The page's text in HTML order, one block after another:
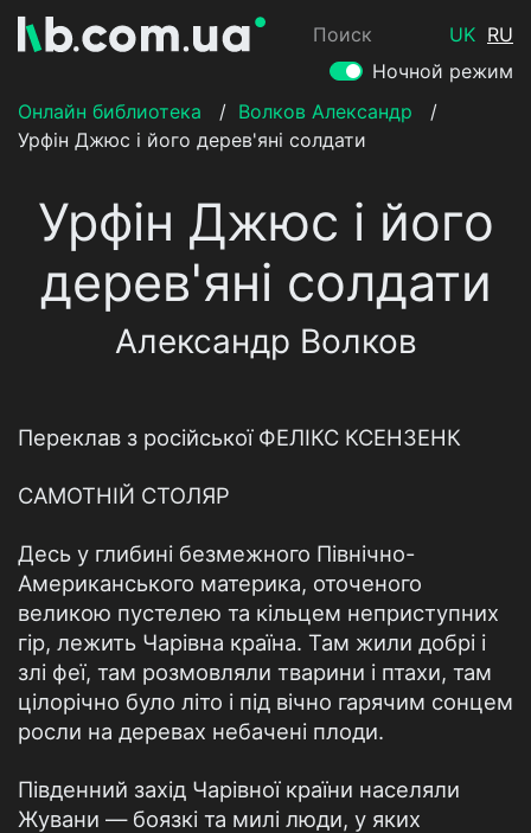
Поиск UK RU
Ночной режим
Онлайн библиотека
/ Волков Александр
/
Урфін Джюс і його дерев'яні солдати
Урфін Джюс і його
дерев'яні солдати
Александр Волков
Переклав з російської ФЕЛІКС КСЕНЗЕНК
САМОТНІЙ СТОЛЯР
Десь у глибині безмежного Північно-
Американського материка, оточеного
великою пустелею та кільцем неприступних
гір, лежить Чарівна країна. Там жили добрі і
злі феї, там розмовляли тварини і птахи, там
цілорічно було літо і під вічно гарячим сонцем
росли на деревах небачені плоди.
Південний захід Чарівної країни населяли
Жувани — боязкі та милі люди, у яких